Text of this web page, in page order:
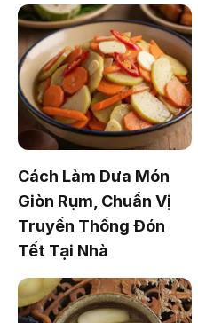
Cách Làm Dưa Món
Giòn Rụm, Chuẩn Vị
Truyền Thống Đón
Tết Tại Nhà